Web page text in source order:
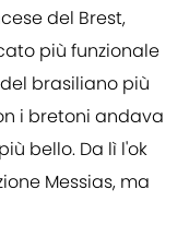
del Brest,
più funzionale
brasiliano più
i bretoni andava
bello. Da lì l'ok
Messias, ma